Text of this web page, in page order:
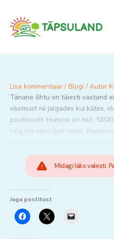
content
Lisa kommentaar / Blogi / Autor
Tänane õhtu on täiesti vastand
väsimust nii jalgades kui kätes,
positiivselt. Homme on mul
ning ma olen igati rahul.
Midagi läks valesti.
Jaga postitust